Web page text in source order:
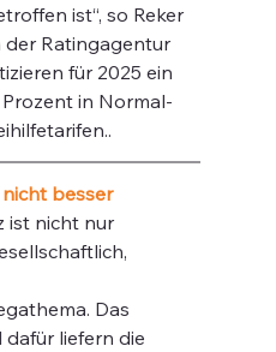
ist“, so Reker
der Ratingagentur
für 2025 ein
in Normal-
besser
ist nicht nur
Das
liefern die